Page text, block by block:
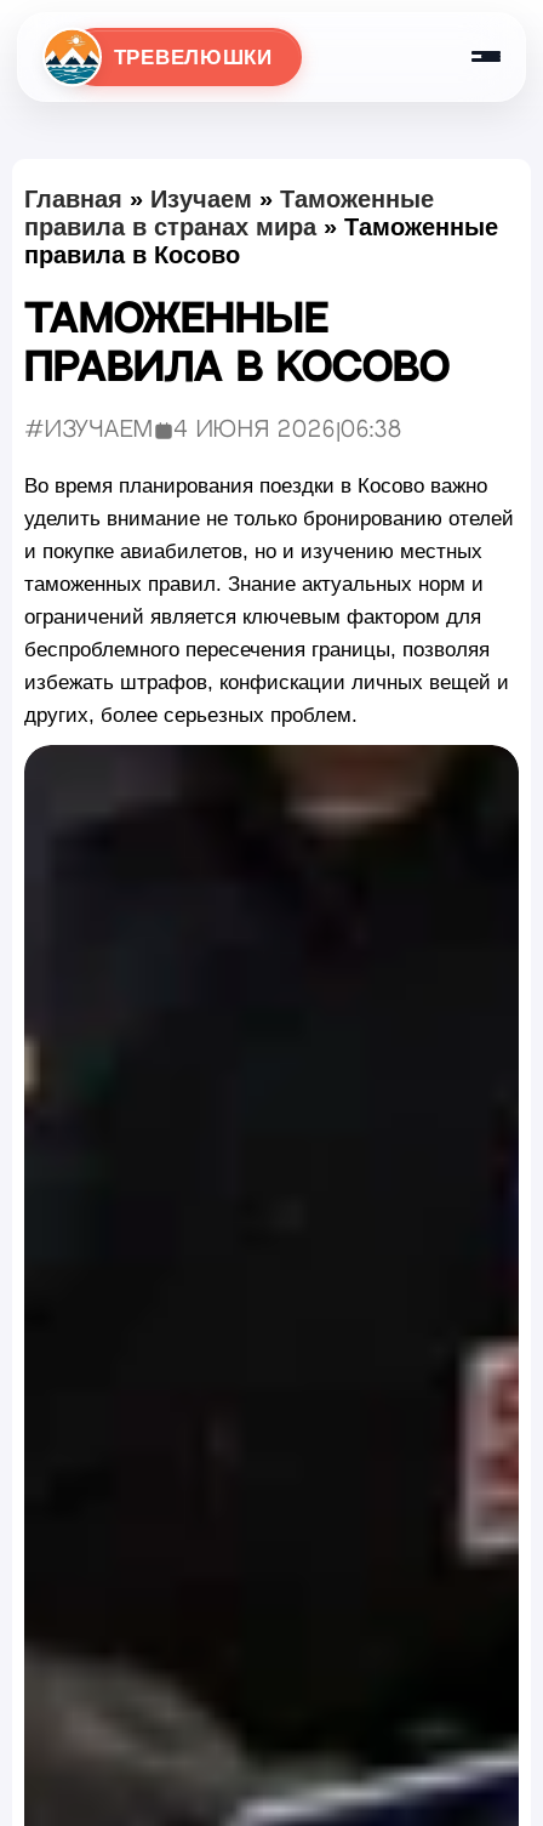
ТРЕВЕЛЮШКИ
Главная » Изучаем » Таможенные
правила в странах мира» Таможенные
правила в Косово
Таможенные
правила в Косово
#Изучаем Опубликовано:
4 июня 2026 |06:38
Во время планирования поездки в Косово важно
уделить внимание не только бронированию отелей
и покупке авиабилетов, но и изучению местных
таможенных правил. Знание актуальных норм и
ограничений является ключевым фактором для
беспроблемного пересечения границы, позволяя
избежать штрафов, конфискации личных вещей и
других, более серьезных проблем.